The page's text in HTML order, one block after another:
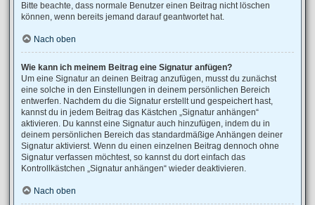
Bitte beachte, dass normale Benutzer einen Beitrag nicht löschen
können, wenn bereits jemand darauf geantwortet hat.
Nach oben
Wie kann ich meinem Beitrag eine Signatur anfügen?
Um eine Signatur an deinen Beitrag anzufügen, musst du zunächst
eine solche in den Einstellungen in deinem persönlichen Bereich
entwerfen. Nachdem du die Signatur erstellt und gespeichert hast,
kannst du in jedem Beitrag das Kästchen „Signatur anhängen“
aktivieren. Du kannst eine Signatur auch hinzufügen, indem du in
deinem persönlichen Bereich das standardmäßige Anhängen deiner
Signatur aktivierst. Wenn du einen einzelnen Beitrag dennoch ohne
Signatur verfassen möchtest, so kannst du dort einfach das
Kontrollkästchen „Signatur anhängen“ wieder deaktivieren.
Nach oben